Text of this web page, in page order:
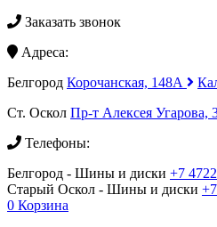
Заказать звонок
Адреса:
Белгород Корочанская, 148А
Ст. Оскол Пр-т Алексея Угарова,
Телефоны:
Белгород - Шины и диски +7
Старый Оскол - Шины и диски
0 Корзина